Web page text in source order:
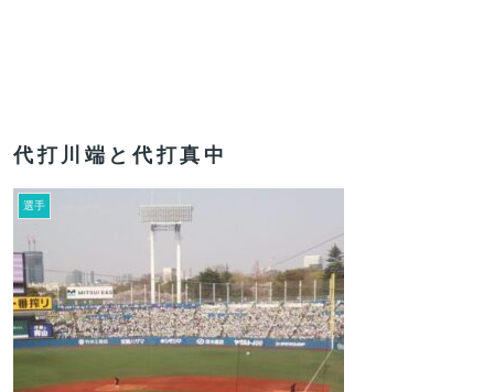
代打川端と代打真中
選手